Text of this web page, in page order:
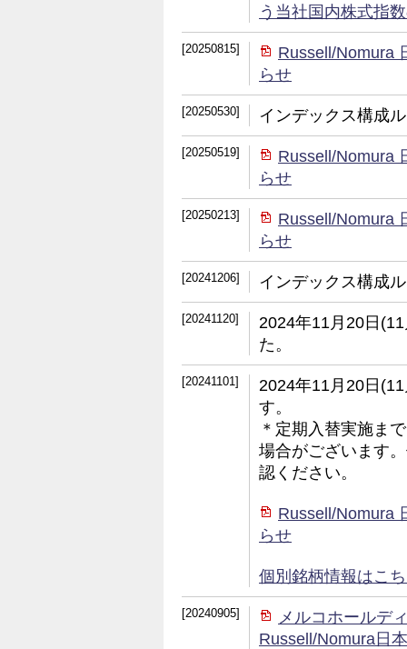
う当社国内株式指
[20250815]
Russell/Nomura
らせ
[20250530] インデックス構成
[20250519]
Russell/Nomura
らせ
[20250213]
Russell/Nomura
らせ
[20241206] インデックス構成
[20241120]
2024年11月20日
た。
[20241101]
2024年11月20日
す。
＊定期入替実施ま
場合がございます
認ください。
Russell/Nomura
らせ
個別銘柄情報はこ
[20240905]
メルコホールデ
Russell/Nomura日